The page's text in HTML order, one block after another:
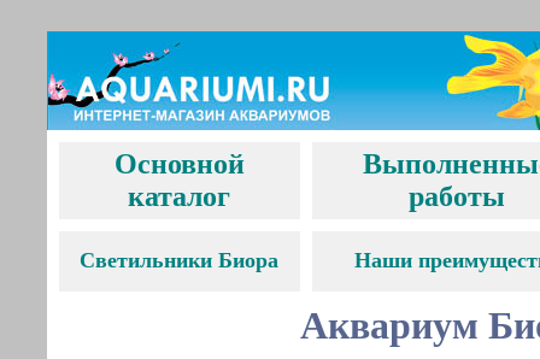
Основной
каталог
работы
Светильники Биора Наши
Аквариум